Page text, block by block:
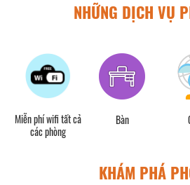
NHỮNG DỊCH VỤ
Miễn phí wifi tất cả
các phòng
Bàn
KHÁM PHÁ